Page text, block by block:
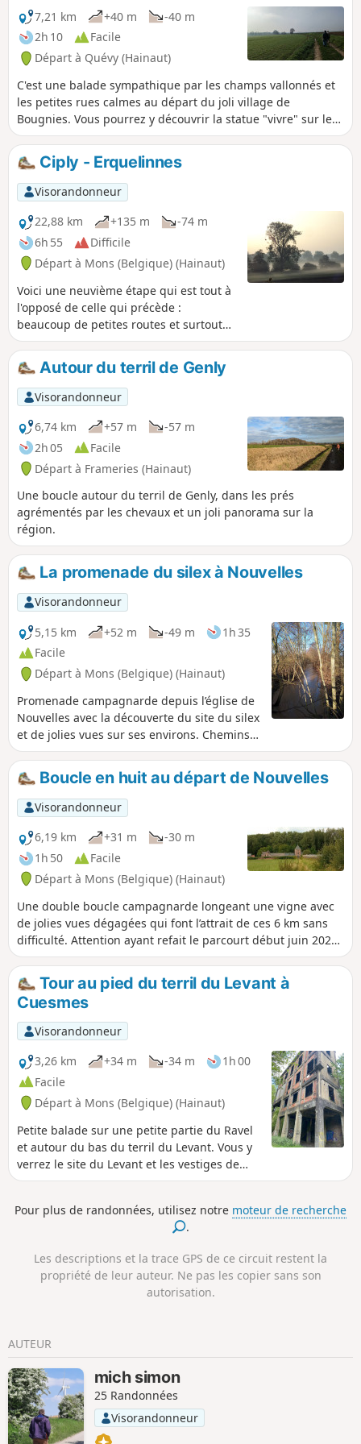
7,21 km +40 m
-40 m
2h 10
Facile
Départ à Quévy (Hainaut)
C'est une balade sympathique par les champs vallonnés et
les petites rues calmes au départ du joli village de
Bougnies. Vous pourrez y découvrir la statue "vivre" sur le
site de l'ancien théâtre de verdure en ruine.
Ciply - Erquelinnes
Visorandonneur
22,88 km
+135 m
-74 m
6h 55
Difficile
Départ à Mons (Belgique) (Hainaut)
Voici une neuvième étape qui est tout à
l'opposé de celle qui précède :
beaucoup de petites routes et surtout
de chemins de campagne loin de
l'agitation et du bruit. Le point d'arrivée
aléatoire. La randonnée démarre à Ciply
et se termine à Erquelinnes.
Autour du terril de Genly
Visorandonneur
6,74 km
+57 m
-57 m
2h 05
Facile
Départ à Frameries (Hainaut)
Une boucle autour du terril de Genly, dans les prés
agrémentés par les chevaux et un joli panorama sur la
région.
La promenade du silex à Nouvelles
Visorandonneur
5,15 km
+52 m -49 m
1h 35
Facile
Départ à Mons (Belgique) (Hainaut)
Promenade campagnarde depuis l’église de
Nouvelles avec la découverte du site du silex
et de jolies vues sur ses environs. Chemins
creux, sentiers, panorama, panneaux
d'informations sur les mines de silex sont au
programme.
Boucle en huit au départ de Nouvelles
Visorandonneur
6,19 km
+31 m
-30 m
1h 50
Facile
Départ à Mons (Belgique) (Hainaut)
Une double boucle campagnarde longeant une vigne avec
de jolies vues dégagées qui font l’attrait de ces 6 km sans
difficulté. Attention ayant refait le parcourt début juin 2023
j'ai constaté que le chemin entre les points (3) et (4) est
actuellement devenu plus difficile à pratiquer il est
totalement enherbé et malaisé à parcourir, cela reste
accessible à un marcheur mais il ne s'agit plus d'une
promenade facile.
Tour au pied du terril du Levant à
Cuesmes
Visorandonneur
3,26 km
+34 m -34 m
1h 00
Facile
Départ à Mons (Belgique) (Hainaut)
Petite balade sur une petite partie du Ravel
et autour du bas du terril du Levant. Vous y
verrez le site du Levant et les vestiges de
l’ancien charbonnage.Si le courage vous en
Pour plus de randonnées, utilisez notre moteur de recherche
.
Les descriptions et la trace GPS de ce circuit restent la
propriété de leur auteur. Ne pas les copier sans son
autorisation.
AUTEUR
mich simon
25 Randonnées
Visorandonneur